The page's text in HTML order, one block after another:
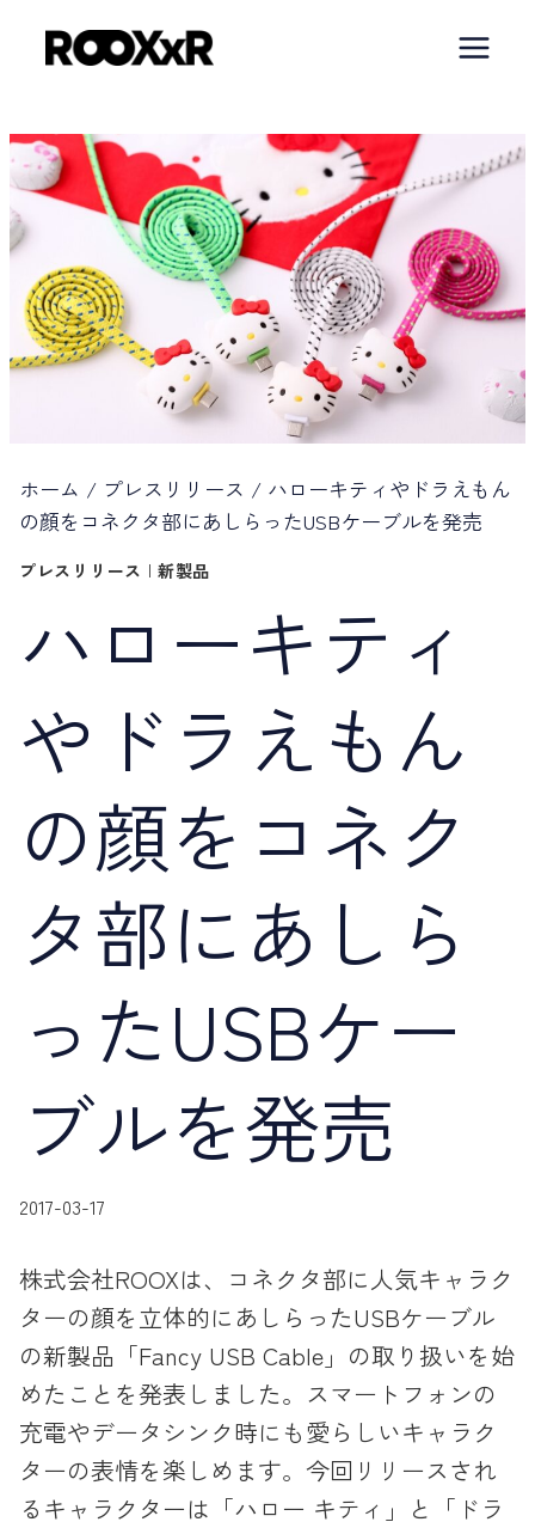
ス
キ
ッ
プ
ホーム / プレスリリース / ハローキティやドラえもん
の顔をコネクタ部にあしらったUSBケーブルを発売
プレスリリース |新製品
ハローキティ
やドラえもん
の顔をコネク
タ部にあしら
ったUSBケー
ブルを発売
2017-03-17
株式会社ROOXは、コネクタ部に人気キャラク
ターの顔を立体的にあしらったUSBケーブル
の新製品「Fancy USB Cable」の取り扱いを始
めたことを発表しました。スマートフォンの
充電やデータシンク時にも愛らしいキャラク
ターの表情を楽しめます。今回リリースされ
るキャラクターは「ハロー キティ」と「ドラ